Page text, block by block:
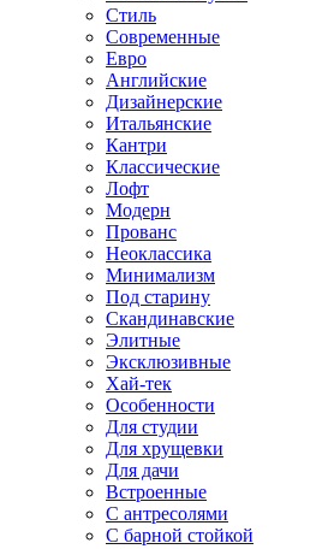
Стиль
Современные
Евро
Английские
Дизайнерские
Итальянские
Кантри
Классические
Лофт
Модерн
Прованс
Неоклассика
Минимализм
Под старину
Скандинавские
Элитные
Эксклюзивные
Хай-тек
Особенности
Для студии
Для хрущевки
Для дачи
Встроенные
С антресолями
С барной стойкой